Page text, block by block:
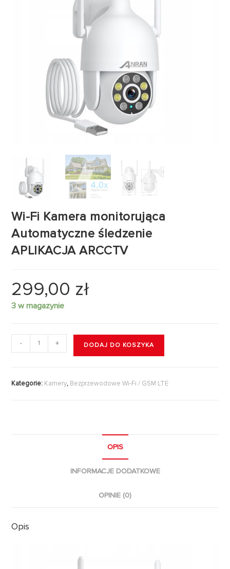
Wi-Fi Kamera monitorująca
Automatyczne śledzenie
APLIKACJA ARCCTV
299,00 zł
3 w magazynie
- + DODAJ DO KOSZYKA
Kategorie: Kamery, Bezprzewodowe Wi-Fi / GSM LTE
OPIS
INFORMACJE DODATKOWE
OPINIE (0)
Opis